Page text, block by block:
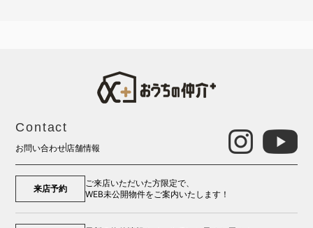
Contact
お問い合わせ 店舗情報
来店予約
ご来店いただいた方限定で、
WEB未公開物件をご案内いたします！